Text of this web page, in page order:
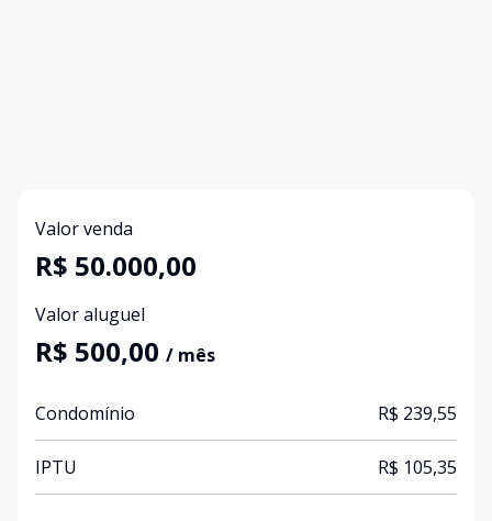
Valor venda
R$ 50.000,00
Valor aluguel
R$ 500,00 / mês
Condomínio R$ 239,55
IPTU R$ 105,35